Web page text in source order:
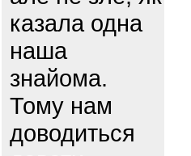
казала одна
наша
знайома.
Тому нам
доводиться